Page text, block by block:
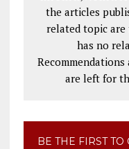
the articles
related topic are
has no
are left for
BE THE FIRST